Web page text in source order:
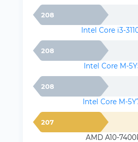
208
Intel Core i3-
208
Intel Core M-
208
Intel Core M-
207
AMD A10-